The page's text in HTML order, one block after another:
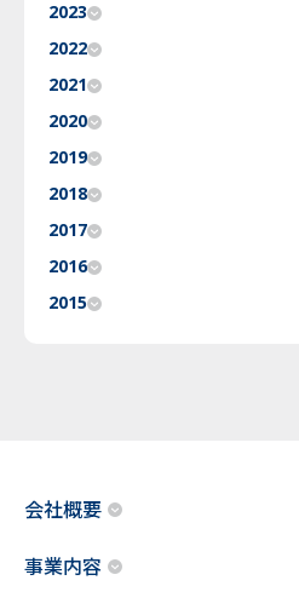
2023
2022
2021
2020
2019
2018
2017
2016
2015
会社概要
事業内容